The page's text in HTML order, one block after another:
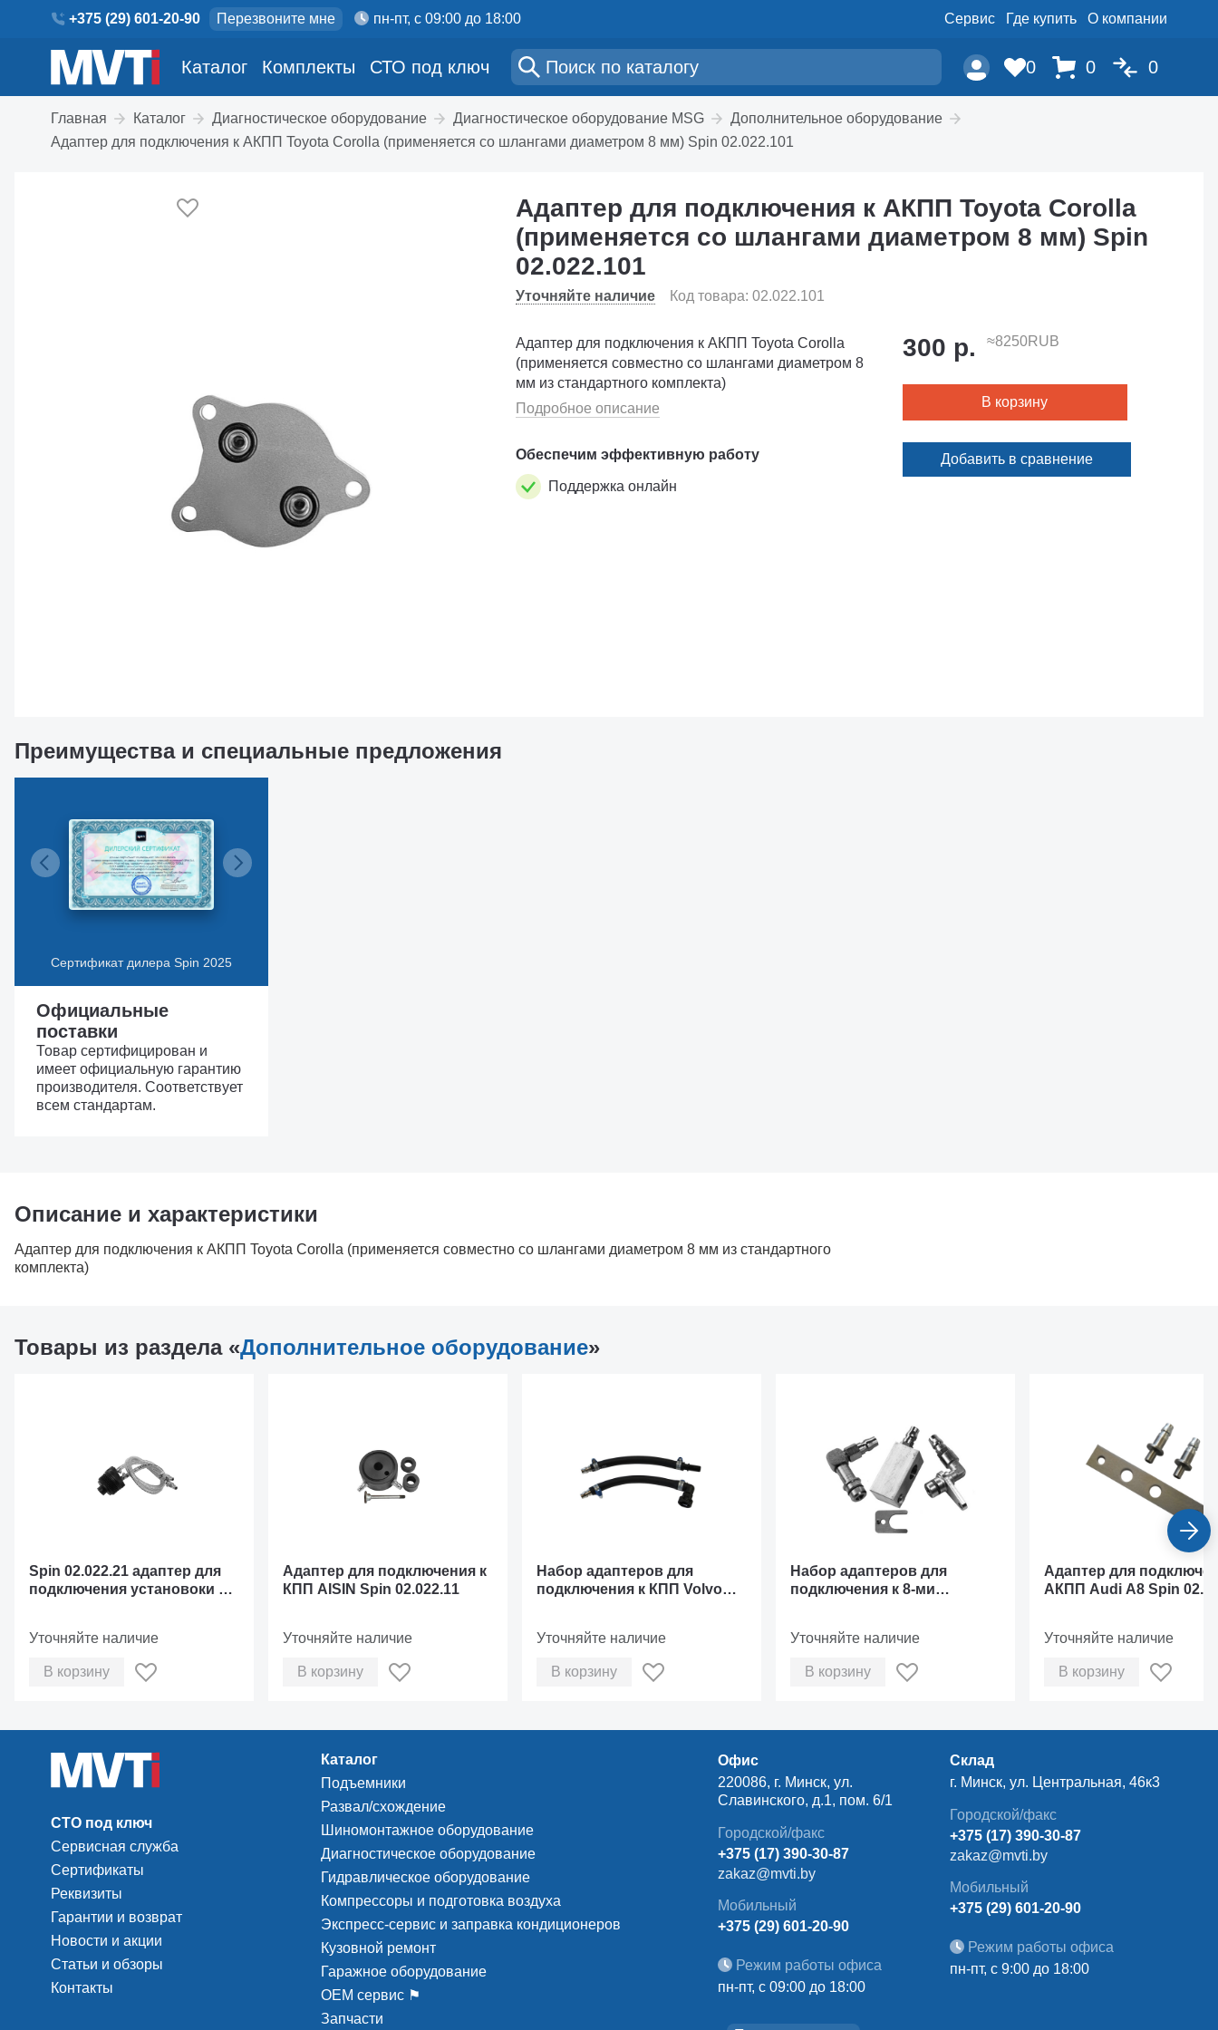
+375 (29) 601-20-90 Перезвоните мне пн-пт, с 09:00 до 18:00 Сервис Где купить О компании
Каталог Комплекты СТО под ключ 0 0 0
Главная Каталог Диагностическое оборудование Диагностическое оборудование MSG
Дополнительное оборудование
Адаптер для подключения к АКПП Toyota Corolla (применяется со шлангами диаметром 8 мм) Spin 02.022.101
Адаптер для подключения к АКПП Toyota Corolla
(применяется со шлангами диаметром 8 мм) Spin
02.022.101
Уточняйте наличие Код товара: 02.022.101
Адаптер для подключения к АКПП Toyota Corolla
(применяется совместно со шлангами диаметром 8
мм из стандартного комплекта)
Подробное описание
Обеспечим эффективную работу
Поддержка онлайн
300 р. ≈8250RUB
В корзину
Добавить в сравнение
Преимущества и специальные предложения
Сертификат дилера Spin 2025
Официальные
поставки
Товар сертифицирован и
имеет официальную гарантию
производителя. Соответствует
всем стандартам.
Описание и характеристики
Адаптер для подключения к АКПП Toyota Corolla (применяется совместно со шлангами диаметром 8 мм из стандартного
комплекта)
Товары из раздела «Дополнительное оборудование»
Spin 02.022.21 адаптер для
подключения установоки к
Уточняйте наличие
В корзину
Адаптер для подключения к
КПП AISIN Spin 02.022.11
Уточняйте наличие
В корзину
Набор адаптеров для
подключения к КПП Volvo
Уточняйте наличие
В корзину
Набор адаптеров для
подключения к 8-ми
Уточняйте наличие
В корзину
Адаптер для
АКПП Audi A8 Spin
Уточняйте наличие
В корзину
СТО под ключ
Сервисная служба
Сертификаты
Реквизиты
Гарантии и возврат
Новости и акции
Статьи и обзоры
Контакты
Каталог
Подъемники
Развал/схождение
Шиномонтажное оборудование
Диагностическое оборудование
Гидравлическое оборудование
Компрессоры и подготовка воздуха
Экспресс-сервис и заправка кондиционеров
Кузовной ремонт
Гаражное оборудование
ОЕМ сервис ⚑
Запчасти
Офис
220086, г. Минск, ул.
Славинского, д.1, пом. 6/1
Городской/факс
+375 (17) 390-30-87
zakaz@mvti.by
Мобильный
+375 (29) 601-20-90
Режим работы офиса
пн-пт, с 09:00 до 18:00
Склад
г. Минск, ул. Центральная, 46к3
Городской/факс
+375 (17) 390-30-87
zakaz@mvti.by
Мобильный
+375 (29) 601-20-90
Режим работы офиса
пн-пт, с 9:00 до 18:00